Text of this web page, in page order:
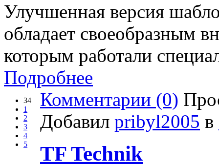
Улучшенная версия
обладает своеобразным
которым работали
Подробнее
34
1
2
3
4
5
Комментарии (0)
Добавил pribyl2005 в
TF Technik